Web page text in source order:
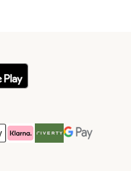
Method
Payment Method
Klarna Payment Method
Riverty Payment Method
Google Pay
Method